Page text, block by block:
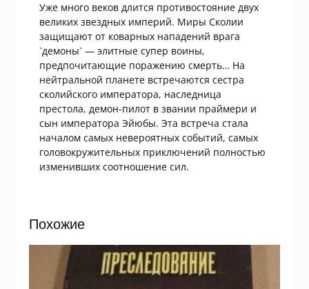
Уже много веков длится противостояние двух
великих звездных империй. Миры Сколии
защищают от коварных нападений врага
`демоны` — элитные супер воины,
предпочитающие поражению смерть… На
нейтральной планете встречаются сестра
сколийского императора, наследница
престола, демон-пилот в звании праймери и
сын императора Эйюбы. Эта встреча стала
началом самых невероятных событий, самых
головокружительных приключений полностью
изменивших соотношение сил.
Похожие